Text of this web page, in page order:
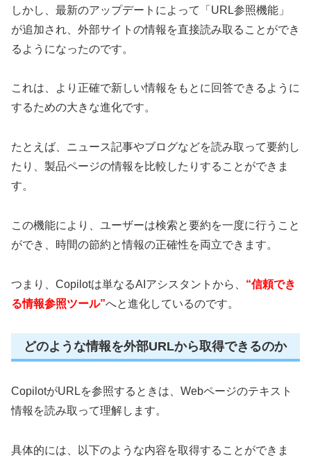
しかし、最新のアップデートによって「URL参照機能」
が追加され、外部サイトの情報を直接読み取ることができ
るようになったのです。
これは、より正確で新しい情報をもとに回答できるように
するための大きな進化です。
たとえば、ニュース記事やブログなどを読み取って要約し
たり、製品ページの情報を比較したりすることができま
す。
この機能により、ユーザーは検索と要約を一度に行うこと
ができ、時間の節約と情報の正確性を両立できます。
つまり、Copilotは単なるAIアシスタントから、 “信頼でき
る情報参照ツール”へと進化しているのです。
どのような情報を外部URLから取得できるのか
CopilotがURLを参照するときは、Webページのテキスト
情報を読み取って理解します。
具体的には、以下のような内容を取得することができま